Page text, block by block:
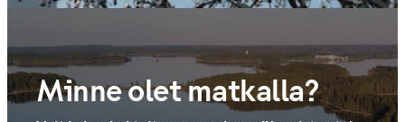
Minne olet matkalla?